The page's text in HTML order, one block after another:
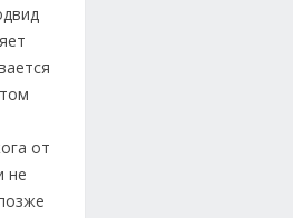
от
не